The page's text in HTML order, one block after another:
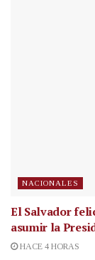
NACIONALES
El Salvador
asumir la
HACE 4 HORAS